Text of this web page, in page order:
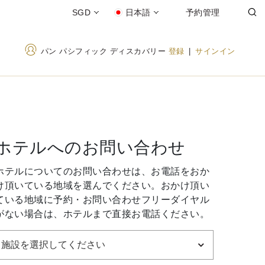
SGD 日本語 予約管理
パン パシフィック ディスカバリー 登録 | サインイン
テルへのお問い合わせ
テルについてのお問い合わせは、お電話をおか
頂いている地域を選んでください。おかけ頂い
いる地域に予約・お問い合わせフリーダイヤル
ない場合は、ホテルまで直接お電話ください。
施設を選択してください